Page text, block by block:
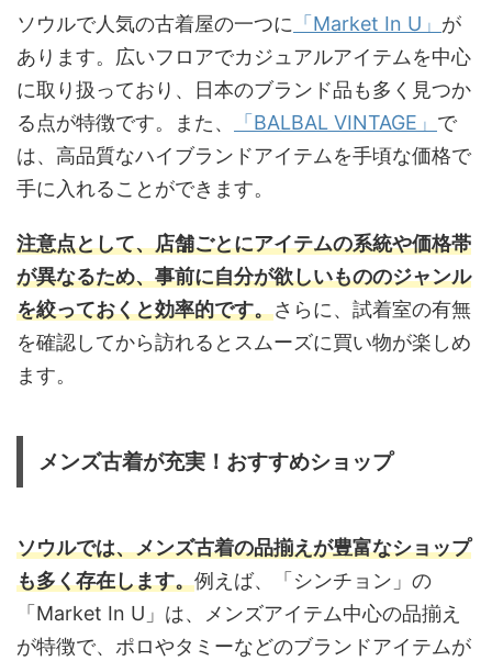
ソウルで人気の古着屋の一つに 「Market In U」 が
あります。広いフロアでカジュアルアイテムを中心
に取り扱っており、日本のブランド品も多く見つか
る点が特徴です。また、
「BALBAL VINTAGE」 で
は、高品質なハイブランドアイテムを手頃な価格で
手に入れることができます。
注意点として、店舗ごとにアイテムの系統や価格帯
が異なるため、事前に自分が欲しいもののジャンル
を絞っておくと効率的です。さらに、試着室の有無
を確認してから訪れるとスムーズに買い物が楽しめ
ます。
メンズ古着が充実！おすすめショップ
ソウルでは、メンズ古着の品揃えが豊富なショップ
も多く存在します。例えば、「シンチョン」の
「Market In U」は、メンズアイテム中心の品揃え
が特徴で、ポロやタミーなどのブランドアイテムが